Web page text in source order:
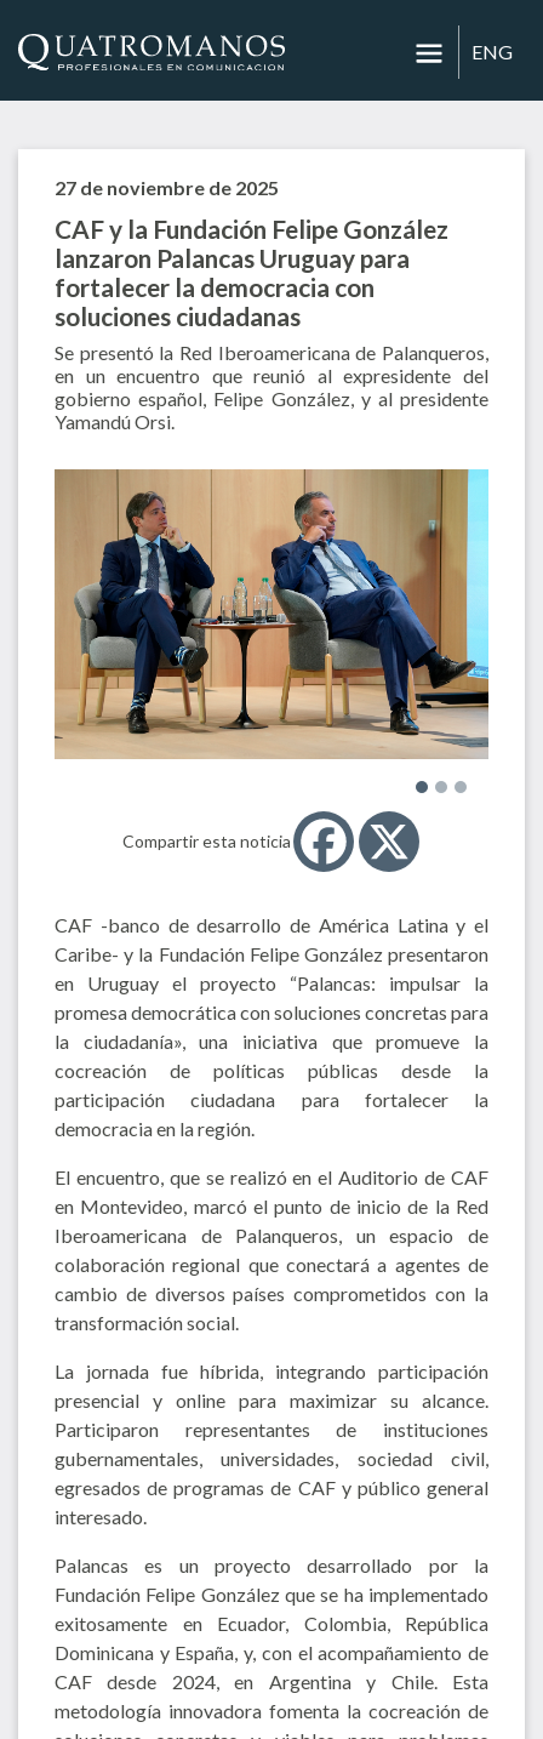
ENG
27 de noviembre de 2025
CAF y la Fundación Felipe González
lanzaron Palancas Uruguay para
fortalecer la democracia con
soluciones ciudadanas
Se presentó la Red Iberoamericana de Palanqueros,
en un encuentro que reunió al expresidente del
gobierno español, Felipe González, y al presidente
Yamandú Orsi.
Compartir esta noticia
CAF -banco de desarrollo de América Latina y el
Caribe- y la Fundación Felipe González presentaron
en Uruguay el proyecto “Palancas: impulsar la
promesa democrática con soluciones concretas para
la ciudadanía», una iniciativa que promueve la
cocreación de políticas públicas desde la
participación ciudadana para fortalecer la
democracia en la región.
El encuentro, que se realizó en el Auditorio de CAF
en Montevideo, marcó el punto de inicio de la Red
Iberoamericana de Palanqueros, un espacio de
colaboración regional que conectará a agentes de
cambio de diversos países comprometidos con la
transformación social.
La jornada fue híbrida, integrando participación
presencial y online para maximizar su alcance.
Participaron representantes de instituciones
gubernamentales, universidades, sociedad civil,
egresados de programas de CAF y público general
interesado.
Palancas es un proyecto desarrollado por la
Fundación Felipe González que se ha implementado
exitosamente en Ecuador, Colombia, República
Dominicana y España, y, con el acompañamiento de
CAF desde 2024, en Argentina y Chile. Esta
metodología innovadora fomenta la cocreación de